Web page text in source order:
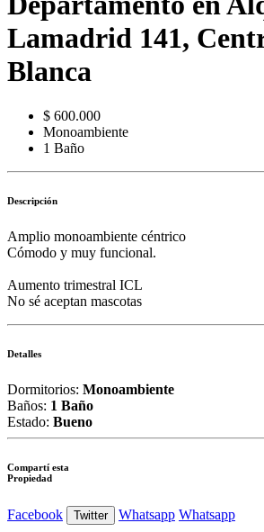
Lamadrid 141,
Blanca
$ 600.000
Monoambiente
1 Baño
Descripción
Amplio monoambiente céntrico
Cómodo y muy funcional.
Aumento trimestral ICL
No sé aceptan mascotas
Detalles
Dormitorios: Monoambiente
Baños: 1 Baño
Estado: Bueno
Compartí esta
Propiedad
Facebook Twitter Whatsapp Whatsapp